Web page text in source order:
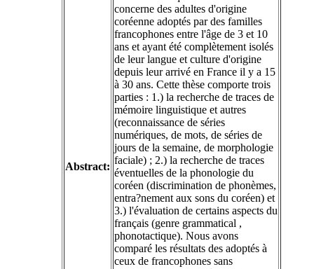
Abstract:
concerne des adultes d'origine
coréenne adoptés par des familles
francophones entre l'âge de 3 et 10
ans et ayant été complètement isolés
de leur langue et culture d'origine
depuis leur arrivé en France il y a 15
à 30 ans. Cette thèse comporte trois
parties : 1.) la recherche de traces de
mémoire linguistique et autres
(reconnaissance de séries
numériques, de mots, de séries de
jours de la semaine, de morphologie
faciale) ; 2.) la recherche de traces
éventuelles de la phonologie du
coréen (discrimination de phonèmes,
entra?nement aux sons du coréen) et
3.) l'évaluation de certains aspects du
français (genre grammatical ,
phonotactique). Nous avons
comparé les résultats des adoptés à
ceux de francophones sans